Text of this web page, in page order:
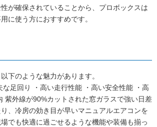
が確保されていることから、プロボックスは
に使う方におすすめです。
下のような魅力があります。
な足回り ・高い走行性能 ・高い安全性能 ・高
紫外線が90%カットされた窓ガラスで強い日差
、冷房の効き目が早いマニュアルエアコンを
でも快適に過ごせるような機能や装備も揃っ